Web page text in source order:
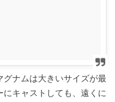
グナムは大きいサイズが最
キャストしても、遠くに